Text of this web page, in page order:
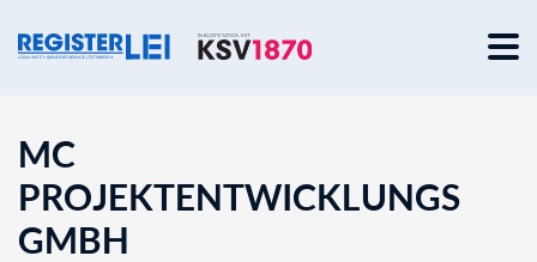
MC
PROJEKTENTWICKLUNGS
GMBH